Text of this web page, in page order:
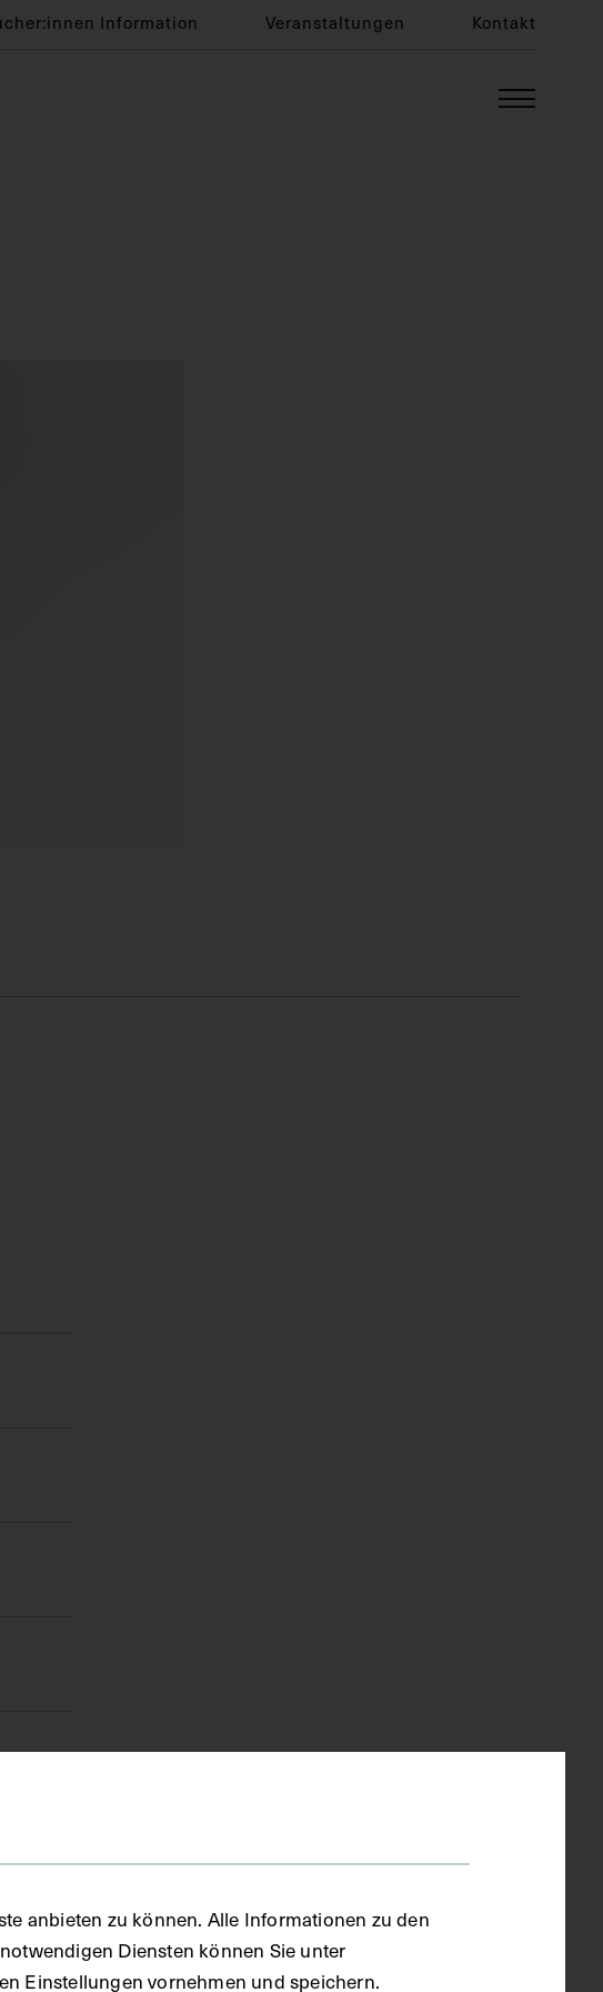
Information Veranstaltungen Kontakt
anbieten zu können. Alle Informationen zu den
Diensten können Sie unter
Einstellungen vornehmen und speichern.